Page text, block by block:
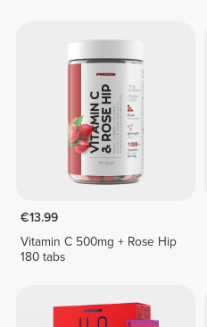
€13.99
Vitamin C 500mg + Rose Hip
180 tabs